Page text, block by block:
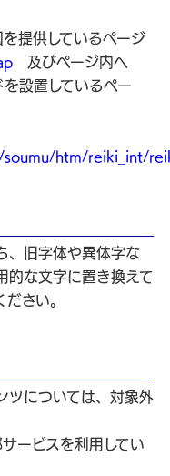
提供しているページ
及びページ内へ
設置しているペー
htm/reiki_int/
、旧字体や異体字な
的な文字に置き換えて
さい。
ツについては、対象外
ービスを利用してい